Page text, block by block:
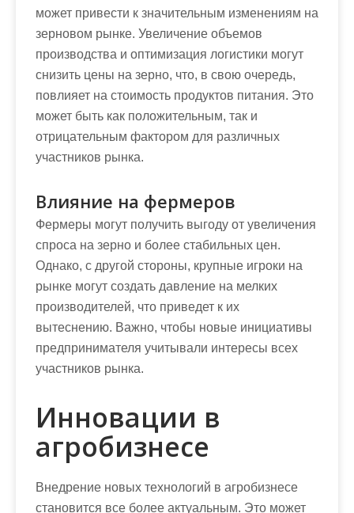
может привести к значительным изменениям на
зерновом рынке. Увеличение объемов
производства и оптимизация логистики могут
снизить цены на зерно, что, в свою очередь,
повлияет на стоимость продуктов питания. Это
может быть как положительным, так и
отрицательным фактором для различных
участников рынка.
Влияние на фермеров
Фермеры могут получить выгоду от увеличения
спроса на зерно и более стабильных цен.
Однако, с другой стороны, крупные игроки на
рынке могут создать давление на мелких
производителей, что приведет к их
вытеснению. Важно, чтобы новые инициативы
предпринимателя учитывали интересы всех
участников рынка.
Инновации в
агробизнесе
Внедрение новых технологий в агробизнесе
становится все более актуальным. Это может